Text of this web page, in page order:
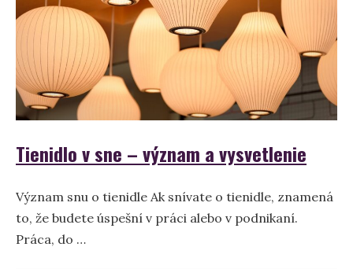
Tienidlo v sne – význam a vysvetlenie
Význam snu o tienidle Ak snívate o tienidle, znamená
to, že budete úspešní v práci alebo v podnikaní.
Práca, do …